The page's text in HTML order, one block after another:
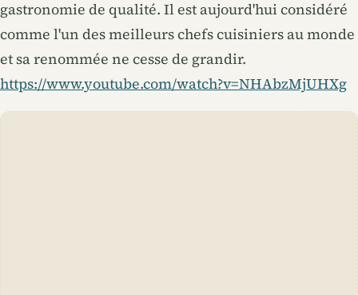
gastronomie de qualité. Il est aujourd'hui considéré
comme l'un des meilleurs chefs cuisiniers au monde
et sa renommée ne cesse de grandir.
https://www.youtube.com/watch?v=NHAbzMjUHXg